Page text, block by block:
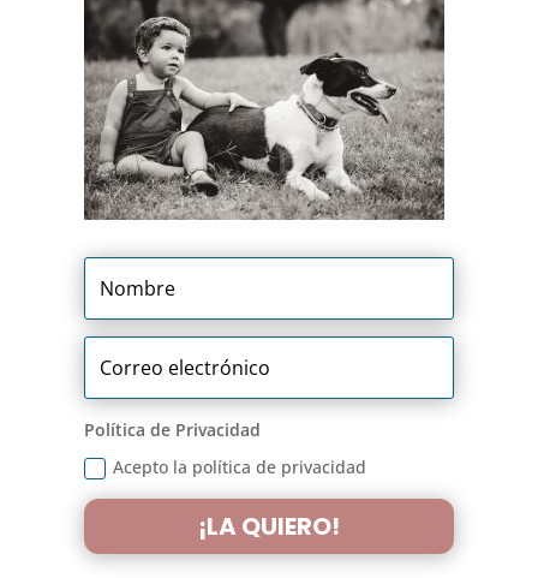
Política de Privacidad
Acepto la política de privacidad
¡LA QUIERO!